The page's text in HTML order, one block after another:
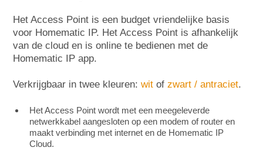
Het Access Point is een budget vriendelijke basis
voor Homematic IP. Het Access Point is afhankelijk
van de cloud en is online te bedienen met de
Homematic IP app.
Verkrijgbaar in twee kleuren: wit of zwart / antraciet.
Het Access Point wordt met een meegeleverde
netwerkkabel aangesloten op een modem of router en
maakt verbinding met internet en de Homematic IP
Cloud.